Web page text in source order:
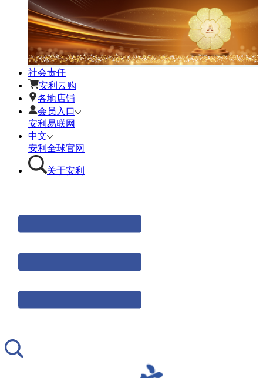
社会责任
安利云购
各地店铺
会员入口
安利易联网
中文
安利全球官网
关于安利